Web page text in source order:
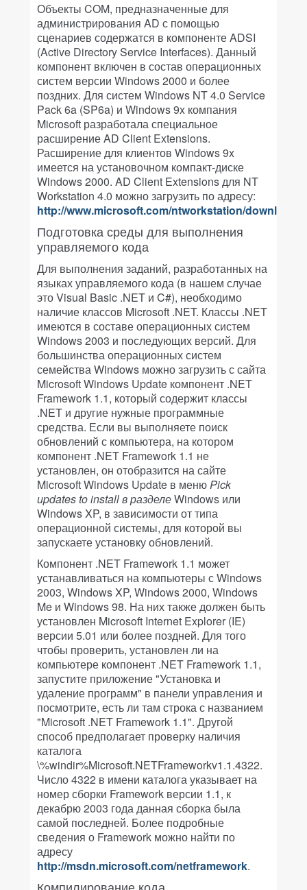
Объекты COM, предназначенные для
администрирования AD с помощью
сценариев содержатся в компоненте ADSI
(Active Directory Service Interfaces). Данный
компонент включен в состав операционных
систем версии Windows 2000 и более
поздних. Для систем Windows NT 4.0 Service
Pack 6a (SP6a) и Windows 9x компания
Microsoft разработала специальное
расширение AD Client Extensions.
Расширение для клиентов Windows 9x
имеется на установочном компакт-диске
Windows 2000. AD Client Extensions для NT
Workstation 4.0 можно загрузить по адресу:
http://www.microsoft.com/ntworkstation/
Подготовка среды для выполнения
управляемого кода
Для выполнения заданий, разработанных на
языках управляемого кода (в нашем случае
это Visual Basic .NET и C#), необходимо
наличие классов Microsoft .NET. Классы .NET
имеются в составе операционных систем
Windows 2003 и последующих версий. Для
большинства операционных систем
семейства Windows можно загрузить с сайта
Microsoft Windows Update компонент .NET
Framework 1.1, который содержит классы
.NET и другие нужные программные
средства. Если вы выполняете поиск
обновлений с компьютера, на котором
компонент .NET Framework 1.1 не
установлен, он отобразится на сайте
Microsoft Windows Update в менюPick
updatestoinstallв разделеWindows или
Windows XP, в зависимости от типа
операционной системы, для которой вы
запускаете установку обновлений.
Компонент .NET Framework 1.1 может
устанавливаться на компьютеры с Windows
2003, Windows XP, Windows 2000, Windows
Me и Windows 98. На них также должен быть
установлен Microsoft Internet Explorer (IE)
версии 5.01 или более поздней. Для того
чтобы проверить, установлен ли на
компьютере компонент .NET Framework 1.1,
запустите приложение "Установка и
удаление программ" в панели управления и
посмотрите, есть ли там строка с названием
"Microsoft .NET Framework 1.1". Другой
способ предполагает проверку наличия
каталога
\%windir%Microsoft.NETFrameworkv1.1.4322.
Число 4322 в имени каталога указывает на
номер сборки Framework версии 1.1, к
декабрю 2003 года данная сборка была
самой последней. Более подробные
сведения о Framework можно найти по
адресу
http://msdn.microsoft.com/netframework.